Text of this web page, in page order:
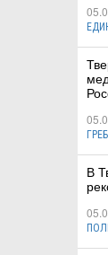
В